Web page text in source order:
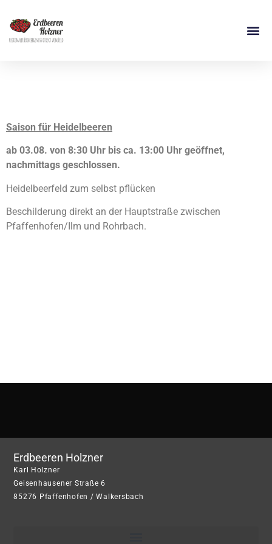
Saison für Heidelbeeren
ab 03.08. von 8:30 Uhr bis ca. 13:00 Uhr geöffnet,
nachmittags geschlossen.
Heidelbeerfeld zum selbst pflücken
Beschilderung direkt an der Hauptstraße zwischen
Pfaffenhofen/Ilm und Rohrbach.
Erdbeeren Holzner
Karl Holzner
Geisenhausener Straße 6
85276 Pfaffenhofen / Walkersbach